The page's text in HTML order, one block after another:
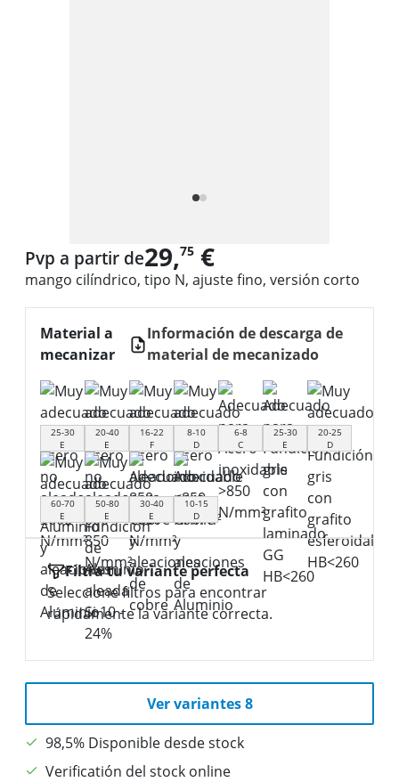
Pvp a partir de29,75 €
mango cilíndrico, tipo N, ajuste fino, versión corto
Material a
mecanizar
Información de descarga de
material de mecanizado
25-30
E
20-40
E
16-22
F
8-10
D
6-8
C
25-30
E
20-25
D
60-70
E
50-80
E
30-40
E
10-15
D
Filtra tu variante perfecta
Seleccione filtros para encontrar
rápidamente la variante correcta.
Ver variantes 8
98,5% Disponible desde stock
Verificatión del stock online